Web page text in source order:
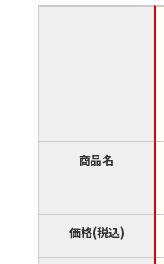
商品名
価格(税込)